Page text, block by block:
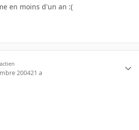
en moins d'un an :(
200421 a